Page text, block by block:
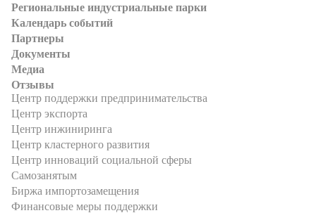
Региональные индустриальные парки
Календарь событий
Партнеры
Документы
Медиа
Отзывы
Центр поддержки предпринимательства
Центр экспорта
Центр инжиниринга
Центр кластерного развития
Центр инноваций социальной сферы
Cамозанятым
Биржа импортозамещения
Финансовые меры поддержки